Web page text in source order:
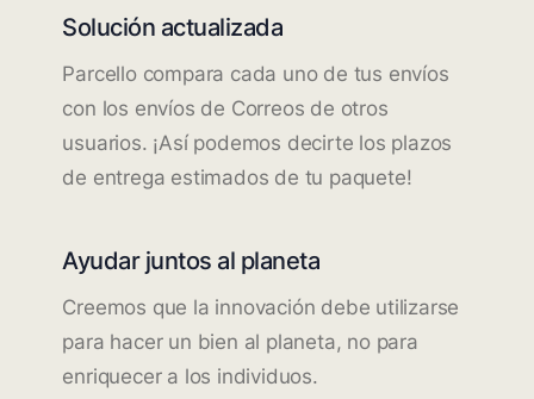
Solución actualizada
Parcello compara cada uno de tus envíos
con los envíos de Correos de otros
usuarios. ¡Así podemos decirte los plazos
de entrega estimados de tu paquete!
Ayudar juntos al planeta
Creemos que la innovación debe utilizarse
para hacer un bien al planeta, no para
enriquecer a los individuos.